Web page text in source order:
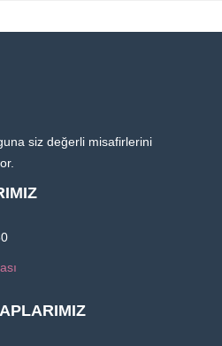
siz değerli misafirlerini